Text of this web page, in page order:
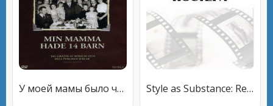
У моей мамы было четырнадцать детей Style as Substance: Reflections on Tarsem